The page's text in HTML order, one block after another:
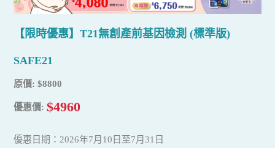
【限時優惠】T21無創產前基因檢測 (標準版)
SAFE21
原價: $8800
優惠價:$4960
優惠日期：2026年7月10日至7月31日